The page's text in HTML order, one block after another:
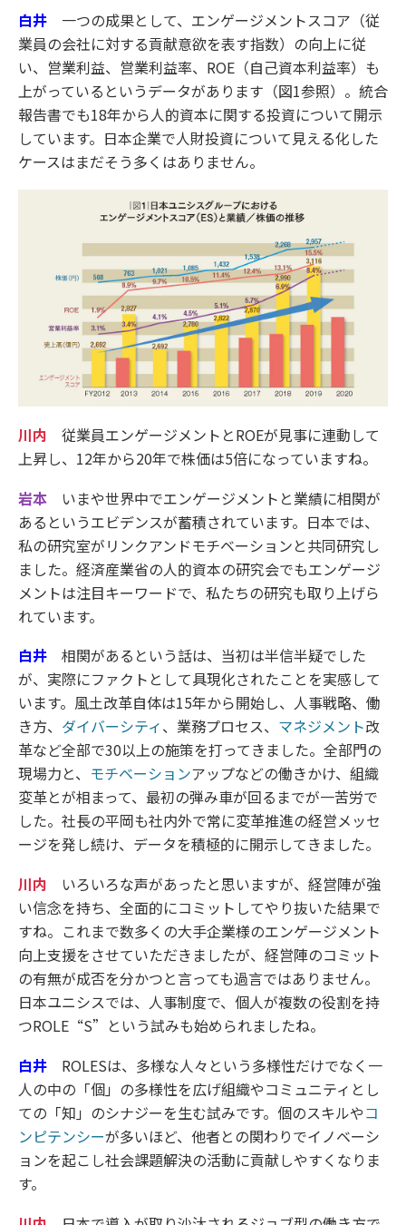
白井 一つの成果として、エンゲージメントスコア（従
業員の会社に対する貢献意欲を表す指数）の向上に従
い、営業利益、営業利益率、ROE（自己資本利益率）も
上がっているというデータがあります（図1参照）。統合
報告書でも18年から人的資本に関する投資について開示
しています。日本企業で人財投資について見える化した
ケースはまだそう多くはありません。
川内 従業員エンゲージメントとROEが見事に連動して
上昇し、12年から20年で株価は5倍になっていますね。
岩本 いまや世界中でエンゲージメントと業績に相関が
あるというエビデンスが蓄積されています。日本では、
私の研究室がリンクアンドモチベーションと共同研究し
ました。経済産業省の人的資本の研究会でもエンゲージ
メントは注目キーワードで、私たちの研究も取り上げら
れています。
白井 相関があるという話は、当初は半信半疑でした
が、実際にファクトとして具現化されたことを実感して
います。風土改革自体は15年から開始し、人事戦略、働
き方、 ダイバーシティ、業務プロセス、 マネジメント改
革など全部で30以上の施策を打ってきました。全部門の
現場力と、 モチベーションアップなどの働きかけ、組織
変革とが相まって、最初の弾み車が回るまでが一苦労で
した。社長の平岡も社内外で常に変革推進の経営メッセ
ージを発し続け、データを積極的に開示してきました。
川内 いろいろな声があったと思いますが、経営陣が強
い信念を持ち、全面的にコミットしてやり抜いた結果で
すね。これまで数多くの大手企業様のエンゲージメント
向上支援をさせていただきましたが、経営陣のコミット
の有無が成否を分かつと言っても過言ではありません。
日本ユニシスでは、人事制度で、個人が複数の役割を持
つROLE“S”という試みも始められましたね。
白井 ROLESは、多様な人々という多様性だけでなく一
人の中の「個」の多様性を広げ組織やコミュニティとし
ての「知」のシナジーを生む試みです。個のスキルやコ
ンピテンシーが多いほど、他者との関わりでイノベーシ
ョンを起こし社会課題解決の活動に貢献しやすくなりま
す。